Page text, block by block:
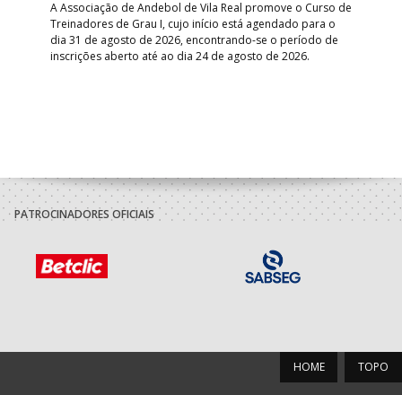
A Associação de Andebol de Vila Real promove o Curso de
Treinadores de Grau I, cujo início está agendado para o
dia 31 de agosto de 2026, encontrando-se o período de
inscrições aberto até ao dia 24 de agosto de 2026.
PATROCINADORES OFICIAIS
TOPO
HOME